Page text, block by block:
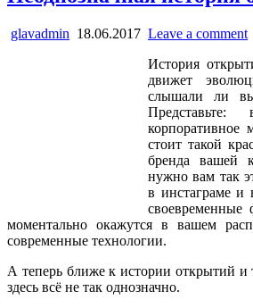
glavadmin 18.06.2017 Leave a comment
История
движет
слышали ли
корпоративное
стоит такой
бренда вашей
нужно вам так
в инстаграме и
своевременные
моментально окажутся в вашем
современные технологии.
А теперь ближе к истории открытий и
здесь всё не так однозначно.